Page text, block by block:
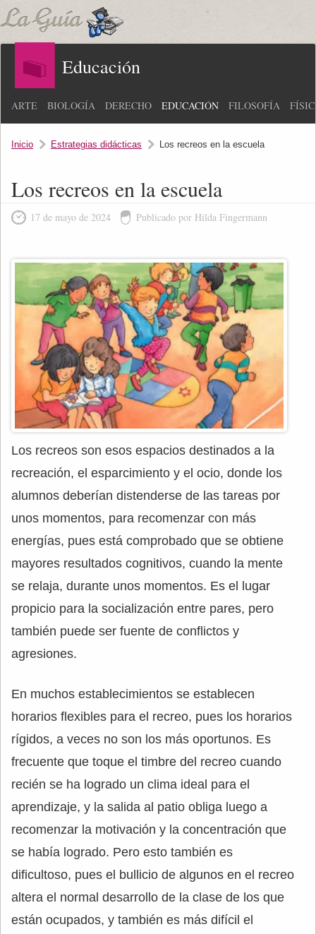
Educación
ARTE BIOLOGÍA DERECHO EDUCACIÓN FILOSOFÍA
Inicio Estrategias didácticas Los recreos en la escuela
Los recreos en la escuela
17 de mayo de 2024 Publicado por Hilda Fingermann
Los recreos son esos espacios destinados a la
recreación, el esparcimiento y el ocio, donde los
alumnos deberían distenderse de las tareas por
unos momentos, para recomenzar con más
energías, pues está comprobado que se obtiene
mayores resultados cognitivos, cuando la mente
se relaja, durante unos momentos. Es el lugar
propicio para la socialización entre pares, pero
también puede ser fuente de conflictos y
agresiones.
En muchos establecimientos se establecen
horarios flexibles para el recreo, pues los horarios
rígidos, a veces no son los más oportunos. Es
frecuente que toque el timbre del recreo cuando
recién se ha logrado un clima ideal para el
aprendizaje, y la salida al patio obliga luego a
recomenzar la motivación y la concentración que
se había logrado. Pero esto también es
dificultoso, pues el bullicio de algunos en el recreo
altera el normal desarrollo de la clase de los que
están ocupados, y también es más difícil el